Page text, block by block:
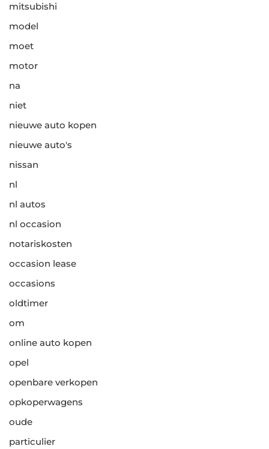
mitsubishi
model
moet
motor
na
niet
nieuwe auto kopen
nieuwe auto's
nissan
nl
nl autos
nl occasion
notariskosten
occasion lease
occasions
oldtimer
om
online auto kopen
opel
openbare verkopen
opkoperwagens
oude
particulier